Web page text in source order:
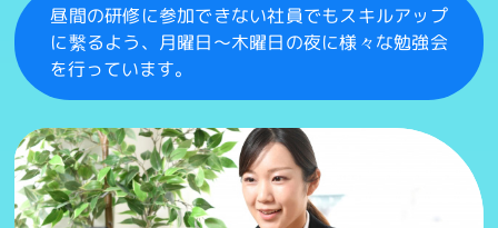
昼間の研修に参加できない社員でもスキルアップ
に繫るよう、月曜日〜木曜日の夜に様々な勉強会
を行っています。